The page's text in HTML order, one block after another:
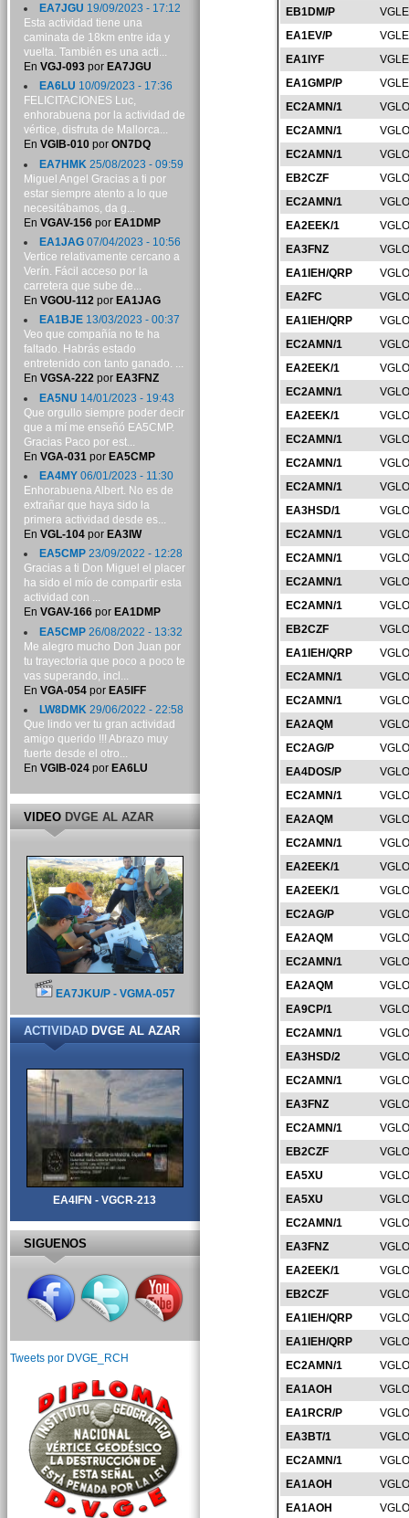
EB1DM/P
EA1EV/P
EA1IYF
EA1GMP/P
EC2AMN/1
EC2AMN/1
EC2AMN/1
EB2CZF
EC2AMN/1
EA2EEK/1
EA3FNZ
EA1IEH/QRP
EA2FC
EA1IEH/QRP
EC2AMN/1
EA2EEK/1
EC2AMN/1
EA2EEK/1
EC2AMN/1
EC2AMN/1
EC2AMN/1
EA3HSD/1
EC2AMN/1
EC2AMN/1
EC2AMN/1
EC2AMN/1
EB2CZF
EA1IEH/QRP
EC2AMN/1
EC2AMN/1
EA2AQM
EC2AG/P
EA4DOS/P
EC2AMN/1
EA2AQM
EC2AMN/1
EA2EEK/1
EA2EEK/1
EC2AG/P
EA2AQM
EC2AMN/1
EA2AQM
EA9CP/1
EC2AMN/1
EA3HSD/2
EC2AMN/1
EA3FNZ
EC2AMN/1
EB2CZF
EA5XU
EA5XU
EC2AMN/1
EA3FNZ
EA2EEK/1
EB2CZF
EA1IEH/QRP
EA1IEH/QRP
EC2AMN/1
EA1AOH
EA1RCR/P
EA3BT/1
EC2AMN/1
EA1AOH
EA1AOH
EA7JGU 19/09/2023 - 17:12
Esta actividad tiene una
caminata de 18km entre ida y
vuelta. También es una acti...
En VGJ-093por EA7JGU
EA6LU 10/09/2023 - 17:36
FELICITACIONES Luc,
enhorabuena por la actividad de
vértice, disfruta de Mallorca...
En VGIB-010por ON7DQ
EA7HMK 25/08/2023 - 09:59
Miguel Angel Gracias a ti por
estar siempre atento a lo que
necesitábamos, da g...
En VGAV-156por EA1DMP
EA1JAG07/04/2023 - 10:56
Vertice relativamente cercano a
Verín. Fácil acceso por la
carretera que sube de...
En VGOU-112por EA1JAG
EA1BJE13/03/2023 - 00:37
Veo que compañía no te ha
faltado. Habrás estado
entretenido con tanto ganado. ...
En VGSA-222por EA3FNZ
EA5NU 14/01/2023 - 19:43
Que orgullo siempre poder decir
que a mí me enseñó EA5CMP.
Gracias Paco por est...
En VGA-031 por EA5CMP
EA4MY06/01/2023 - 11:30
Enhorabuena Albert. No es de
extrañar que haya sido la
primera actividad desde es...
En VGL-104por EA3IW
EA5CMP23/09/2022 - 12:28
Gracias a ti Don Miguel el placer
ha sido el mío de compartir esta
actividad con ...
En VGAV-166por EA1DMP
EA5CMP26/08/2022 - 13:32
Me alegro mucho Don Juan por
tu trayectoria que poco a poco te
vas superando, incl...
En VGA-054por EA5IFF
LW8DMK29/06/2022 - 22:58
Que lindo ver tu gran actividad
amigo querido !!! Abrazo muy
fuerte desde el otro...
En VGIB-024por EA6LU
VIDEODVGE AL AZAR
EA7JKU/P - VGMA-057
ACTIVIDADDVGE AL AZAR
EA4IFN - VGCR-213
SIGUENOS
Tweets por DVGE_RCH